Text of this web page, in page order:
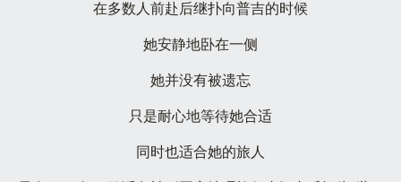
在多数人前赴后继扑向普吉的时候
她安静地卧在一侧
她并没有被遗忘
只是耐心地等待她合适
同时也适合她的旅人